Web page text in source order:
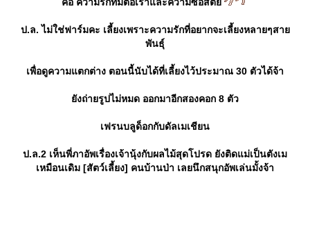
ป.ล. ไม่ใช่ฟาร์มคะ เลี้ยงเพราะความรักที่อยากจะเลี้ยงหลายๆสา
พันธุ์
เพื่อดูความแตกต่าง ตอนนี้นับได้ที่เลี้ยงไว้ประมาณ 30 ตัวได้จ้า
ังถ่ายรูปไม่หมด ออกมาอีกสองคอก 8 ตัว
เฟรนบลูด็อกกับดัลเมเชียน
ป.ล.2 เห็นพี่ภาอัพเรื่องเจ้านุ้งกับผลไม้สุดโปรด ยังติดแม่เป็นตังเม
เหมือนเดิม [สัตว์เลี้ยง] คนบ้านป่า เลยนึกสนุกอัพเล่นมั้งจ้า